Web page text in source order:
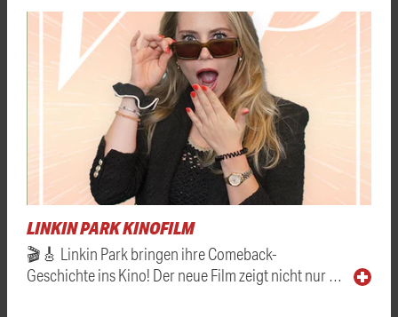
LINKIN PARK KINOFILM
🎬🎸 Linkin Park bringen ihre Comeback-
Geschichte ins Kino! Der neue Film zeigt nicht nur …